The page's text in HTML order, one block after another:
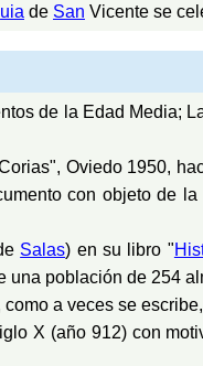
de San Vicente se
de la Edad Media;
Oviedo 1950,
con objeto de
Salas) en su libro "
una población de 254
como a veces se
X (año 912) con